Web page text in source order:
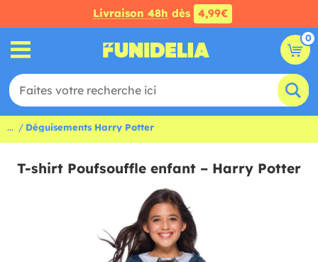
Livraison 48h dès 4,99€
0
... Déguisements Harry Potter
T-shirt Poufsouffle enfant – Harry Potter